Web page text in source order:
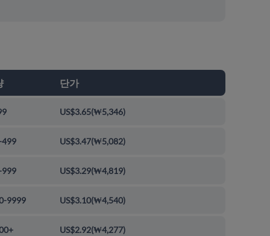
단가
US$3.65(₩5,346)
499 US$3.47(₩5,082)
999 US$3.29(₩4,819)
9999 US$3.10(₩4,540)
US$2.92(₩4,277)